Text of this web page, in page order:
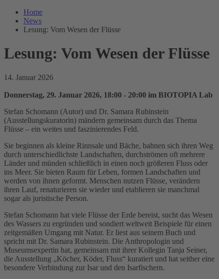
Home
News
Lesung: Vom Wesen der Flüsse
Lesung: Vom Wesen der Flüsse
14. Januar 2026
Donnerstag, 29. Januar 2026, 18:00 - 20:00 im BIOTOPIA Lab
Stefan Schomann (Autor) und Dr. Samara Rubinstein
(Ausstellungskuratorin) mändern gemeinsam durch das Thema
Flüsse – ein weites und faszinierendes Feld.
Sie beginnen als kleine Rinnsale und Bäche, bahnen sich ihren Weg
durch unterschiedlichste Landschaften, durchströmen oft mehrere
Länder und münden schließlich in einen noch größeren Fluss oder
ins Meer. Sie bieten Raum für Leben, formen Landschaften und
werden von ihnen geformt. Menschen nutzen Flüsse, verändern
ihren Lauf, renaturieren sie wieder und etablieren sie manchmal
sogar als juristische Person.
Stefan Schomann hat viele Flüsse der Erde bereist, sucht das Wesen
des Wassers zu ergründen und sondiert weltweit Beispiele für einen
zeitgemäßen Umgang mit Natur. Er liest aus seinem Buch und
spricht mit Dr. Samara Rubinstein. Die Anthropologin und
Museumsexpertin hat, gemeinsam mit ihrer Kollegin Tanja Seiner,
die Ausstellung „Köcher, Köder, Fluss“ kuratiert und hat seither eine
besondere Verbindung zur Isar und den Isarfischern.